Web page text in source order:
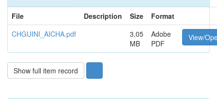
File
Description Size
Format
CHGUINI_AICHA.pdf
3,05
MB
Adobe
PDF
View/
Show full item record